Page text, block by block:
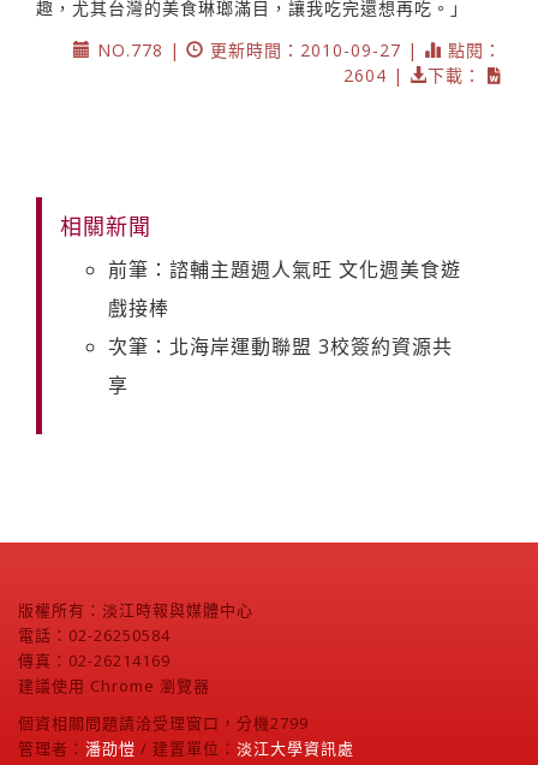
趣，尤其台灣的美食琳瑯滿目，讓我吃完還想再吃。」
NO.778 |
更新時間：2010-09-27 |
點閱：
2604 |
下載：
相關新聞
前筆：諮輔主題週人氣旺 文化週美食遊
戲接棒
次筆：北海岸運動聯盟 3校簽約資源共
享
版權所有：淡江時報與媒體中心
電話：02-26250584
傳真：02-26214169
建議使用 Chrome 瀏覽器
個資相關問題請洽受理窗口，分機2799
管理者： 潘劭愷 / 建置單位： 淡江大學資訊處